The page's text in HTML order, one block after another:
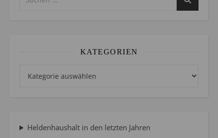
KATEGORIEN
Heldenhaushalt in den letzten Jahren